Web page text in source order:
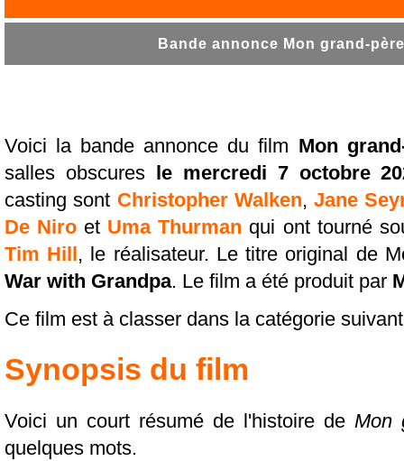
Bande annonce Mon grand-
Voici la bande annonce du film Mon
salles obscures
le mercredi 7 octobre
casting sont Christopher Walken, Jane
De Niro et Uma Thurman qui ont tourné
Tim Hill , le réalisateur. Le titre original de
War with Grandpa. Le film a été produit par
Ce film est à classer dans la catégorie
Synopsis du film
Voici un court résumé de l'histoire de Mon
quelques mots.